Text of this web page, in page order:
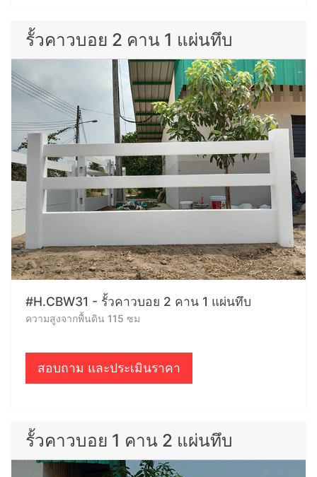
รั้วคาวบอย 2 คาน 1 แผ่นทึบ
#H.CBW31 - รั้วคาวบอย 2 คาน 1 แผ่นทึบ
ความสูงจากพื้นดิน 115 ซม
สอบถาม และประเมินราคา
รั้วคาวบอย 1 คาน 2 แผ่นทึบ